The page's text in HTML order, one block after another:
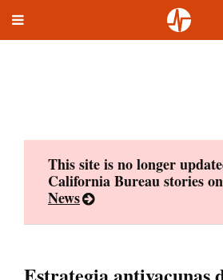
Toggle
This site is no longer
California Bureau stories on
News